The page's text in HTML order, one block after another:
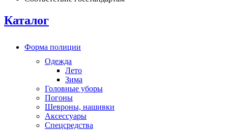
Каталог
Форма полиции
Одежда
Лето
Зима
Головные уборы
Погоны
Шевроны, нашивки
Аксессуары
Спецсредства